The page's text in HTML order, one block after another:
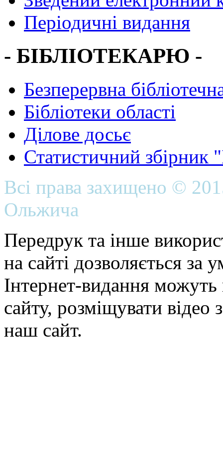
Періодичні видання
- БІБЛІОТЕКАРЮ -
Безперервна
Бібліотеки області
Ділове досьє
Статистичний
Всі права захищено ©
Ольжича
Передрук та інше
на сайті дозволяється
Інтернет-видання можуть
сайту, розміщувати відео
наш сайт.